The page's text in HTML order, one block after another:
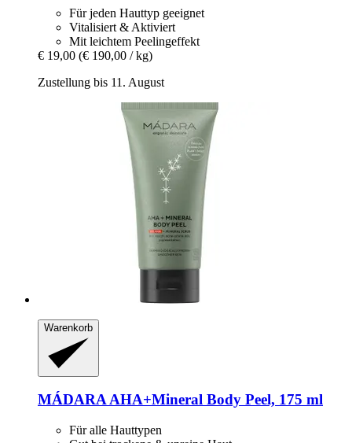
Für jeden Hauttyp geeignet
Vitalisiert & Aktiviert
Mit leichtem Peelingeffekt
€ 19,00 (€ 190,00 / kg)
Zustellung bis 11. August
Warenkorb
MÁDARAAHA+Mineral Body Peel, 175 ml
Für alle Hauttypen